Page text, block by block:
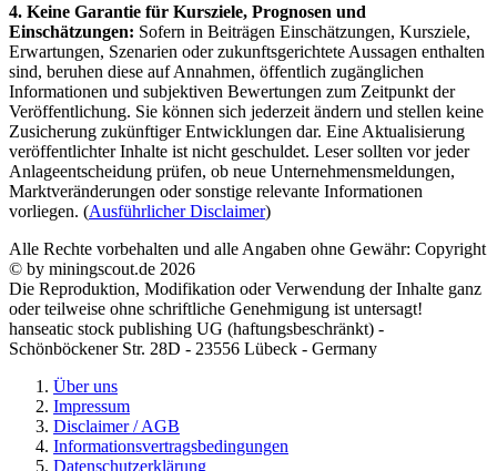
4. Keine Garantie für Kursziele, Prognosen und
Einschätzungen: Sofern in Beiträgen Einschätzungen, Kursziele,
Erwartungen, Szenarien oder zukunftsgerichtete Aussagen enthalten
sind, beruhen diese auf Annahmen, öffentlich zugänglichen
Informationen und subjektiven Bewertungen zum Zeitpunkt der
Veröffentlichung. Sie können sich jederzeit ändern und stellen keine
Zusicherung zukünftiger Entwicklungen dar. Eine Aktualisierung
veröffentlichter Inhalte ist nicht geschuldet. Leser sollten vor jeder
Anlageentscheidung prüfen, ob neue Unternehmensmeldungen,
Marktveränderungen oder sonstige relevante Informationen
vorliegen. (Ausführlicher Disclaimer)
Alle Rechte vorbehalten und alle Angaben ohne Gewähr: Copyright
© by miningscout.de 2026
Die Reproduktion, Modifikation oder Verwendung der Inhalte ganz
oder teilweise ohne schriftliche Genehmigung ist untersagt!
hanseatic stock publishing UG (haftungsbeschränkt) -
Schönböckener Str. 28D - 23556 Lübeck - Germany
Über uns
Impressum
Disclaimer / AGB
Informationsvertragsbedingungen
Datenschutzerklärung